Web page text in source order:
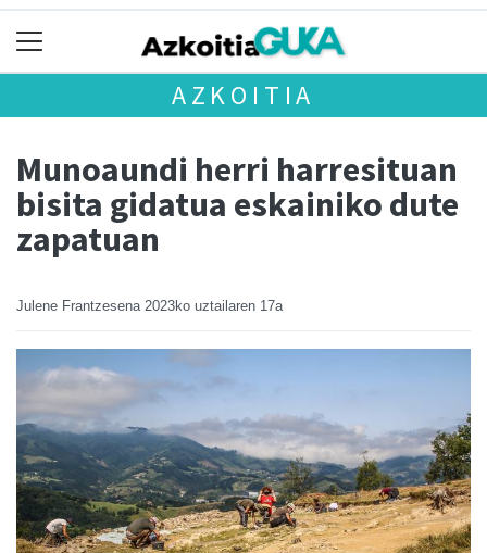
AZKOITIA
Munoaundi herri harresituan
bisita gidatua eskainiko dute
zapatuan
Julene Frantzesena 2023ko uztailaren 17a